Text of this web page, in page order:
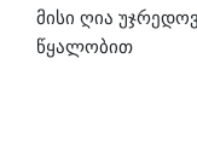
მისი ღია
წყალობით